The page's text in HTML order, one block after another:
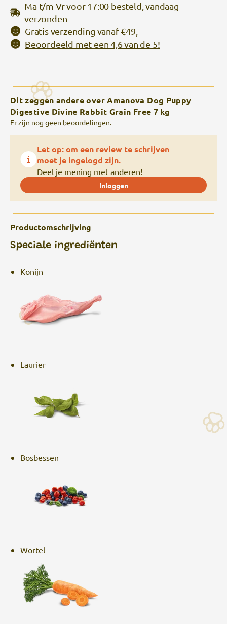
Ma t/m Vr voor 17:00 besteld, vandaag
verzonden
Gratis verzending vanaf €49,-
Beoordeeld met een 4,6 van de 5!
Dit zeggen andere over Amanova Dog Puppy
Digestive Divine Rabbit Grain Free 7 kg
Er zijn nog geen beoordelingen.
Let op: om een review te schrijven
moet je ingelogd zijn.
Deel je mening met anderen!
Inloggen
Productomschrijving
Speciale ingrediënten
Konijn
Laurier
Bosbessen
Wortel